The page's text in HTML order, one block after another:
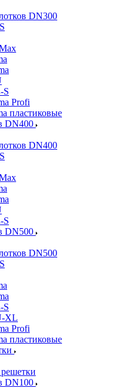
DN300
S
Profi
пластиковые
DN400
DN400
S
DN500
DN500
S
XL
Profi
пластиковые
DN100